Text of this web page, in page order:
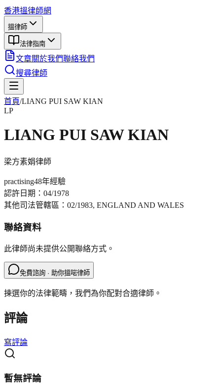
香港搵律師網
搵律師
法律指南
文章關於我們聯絡我們
搜尋律師
首頁/LIANG PUI SAW KIAN
LP
LIANG PUI SAW KIAN
梁方素娟律師
practising48年經驗
認許日期： 04/1978
其他司法管轄區： 02/1983, ENGLAND AND WALES
聯絡資料
此律師尚未提供公開聯絡方式。
免費諮詢 · 助你搵啱律師
揀選你的法律範疇，我們為你配對合適律師。
評論
寫評論
暫無評論